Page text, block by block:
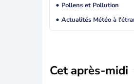
Pollens et Pollution
Cet après-midi